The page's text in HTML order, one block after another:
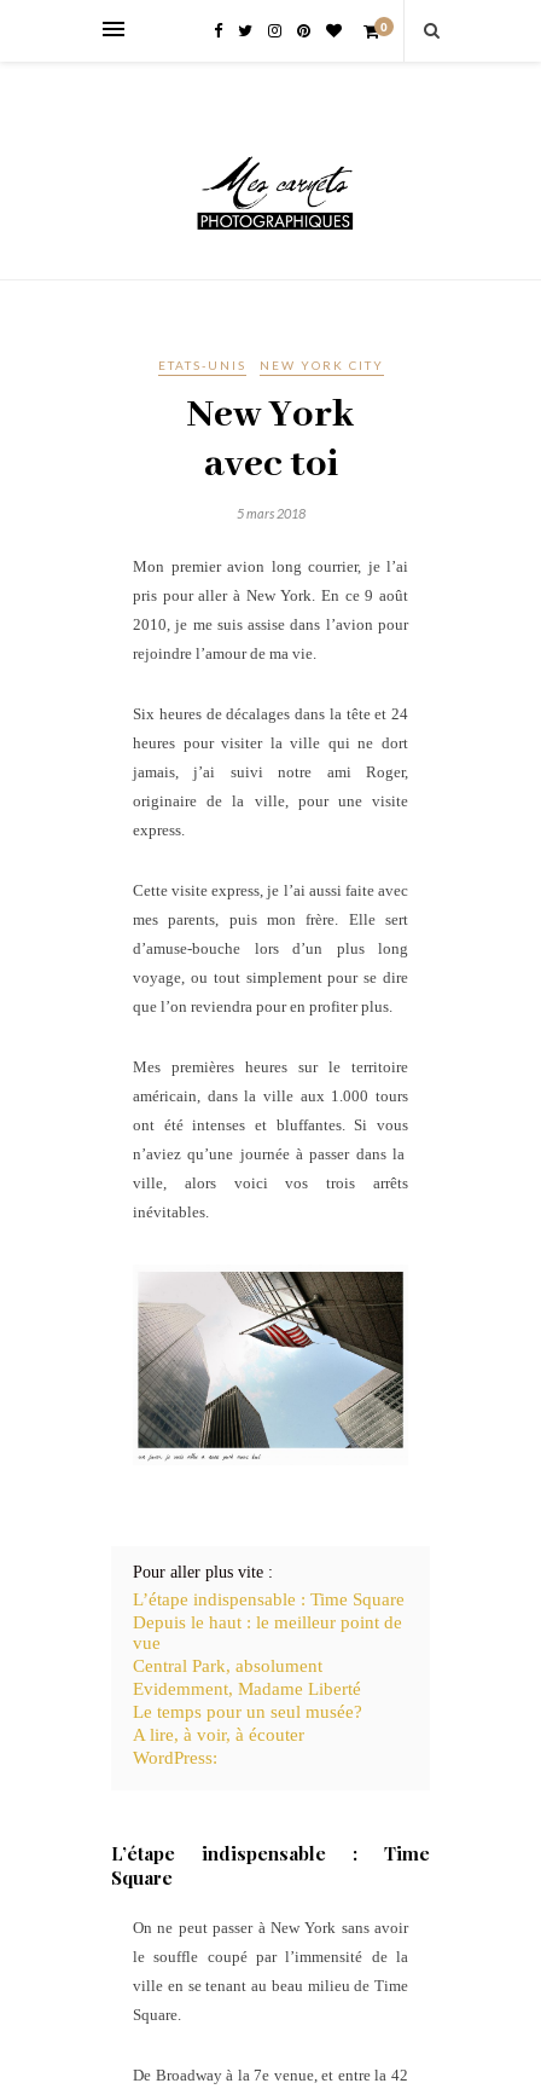
0
ETATS-UNIS NEW YORK CITY
New York
avec toi
5 mars 2018
Mon premier avion long courrier, je l’ai
pris pour aller à New York. En ce 9 août
2010, je me suis assise dans l’avion pour
rejoindre l’amour de ma vie.
Six heures de décalages dans la tête et 24
heures pour visiter la ville qui ne dort
jamais, j’ai suivi notre ami Roger,
originaire de la ville, pour une visite
express.
Cette visite express, je l’ai aussi faite avec
mes parents, puis mon frère. Elle sert
d’amuse-bouche lors d’un plus long
voyage, ou tout simplement pour se dire
que l’on reviendra pour en profiter plus.
Mes premières heures sur le territoire
américain, dans la ville aux 1.000 tours
ont été intenses et bluffantes. Si vous
n’aviez qu’une journée à passer dans la
ville, alors voici vos trois arrêts
inévitables.
Pour aller plus vite :
L’étape indispensable : Time Square
Depuis le haut : le meilleur point de
vue
Central Park, absolument
Evidemment, Madame Liberté
Le temps pour un seul musée?
A lire, à voir, à écouter
WordPress:
L’étape indispensable : Time
Square
On ne peut passer à New York sans avoir
le souffle coupé par l’immensité de la
ville en se tenant au beau milieu de Time
Square.
De Broadway à la 7e venue, et entre la 42